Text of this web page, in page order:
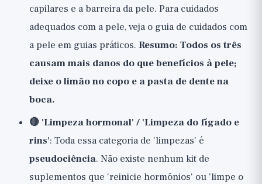
capilares e a barreira da pele. Para cuidados
adequados com a pele, veja o guia de cuidados com
a pele em guias práticos. Resumo: Todos os três
causam mais danos do que benefícios à pele;
deixe o limão no copo e a pasta de dente na
boca.
🔴 'Limpeza hormonal' / 'Limpeza do fígado e
rins': Toda essa categoria de 'limpezas' é
pseudociência. Não existe nenhum kit de
suplementos que 'reinicie hormônios' ou 'limpe o